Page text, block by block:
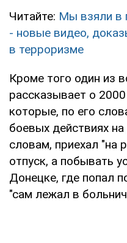
Читайте: Мы взяли в
- новые видео,
в терроризме
Кроме того один из
рассказывает о
которые, по его
боевых действиях
словам, приехал "на
отпуск, а побывать
Донецке, где попал
"сам лежал в